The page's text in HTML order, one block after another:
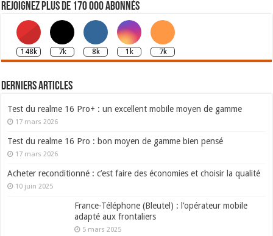
Rejoignez plus de 170 000 abonnés
148k 7k 8k 1k 7k
Derniers articles
Test du realme 16 Pro+ : un excellent mobile moyen de gamme
17 mars 2026
Test du realme 16 Pro : bon moyen de gamme bien pensé
17 mars 2026
Acheter reconditionné : c’est faire des économies et choisir la qualité
10 juin 2025
France-Téléphone (Bleutel) : l’opérateur mobile
adapté aux frontaliers
5 mars 2025